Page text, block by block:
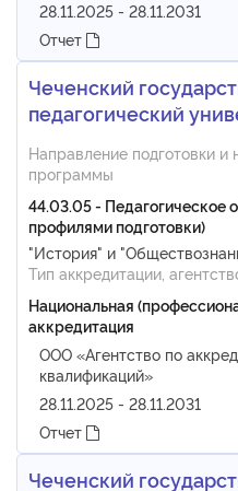
28.11.2025 - 28.11.2031
Отчет
Чеченский
педагогический
Направление подготовки и
программы
44.03.05 - Педагогическое
профилями подготовки)
"История" и
Тип аккредитации,
Национальная
аккредитация
ООО «Агентство по
квалификаций»
28.11.2025 - 28.11.2031
Отчет
Чеченский